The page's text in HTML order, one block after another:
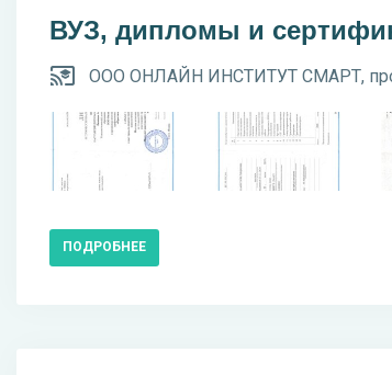
ВУЗ, дипломы и
ООО ОНЛАЙН ИНСТИТУТ СМАРТ,
ПОДРОБНЕЕ